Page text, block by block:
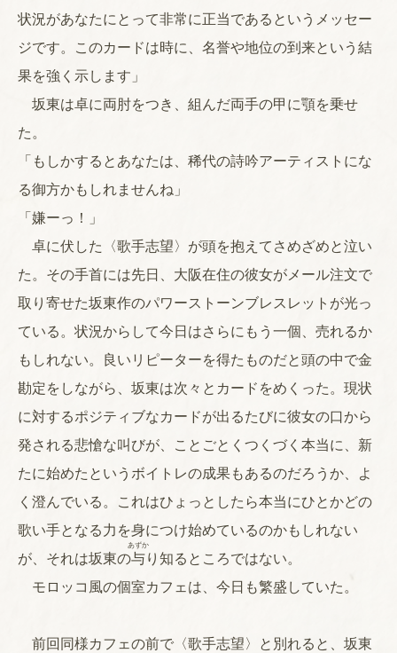
状況があなたにとって非常に正当であるというメッセー
ジです。このカードは時に、名誉や地位の到来という結
果を強く示します」
坂東は卓に両肘をつき、組んだ両手の甲に顎を乗せ
た。
「もしかするとあなたは、稀代の詩吟アーティストにな
る御方かもしれませんね」
「嫌ーっ！」
卓に伏した〈歌手志望〉が頭を抱えてさめざめと泣い
た。その手首には先日、大阪在住の彼女がメール注文で
取り寄せた坂東作のパワーストーンブレスレットが光っ
ている。状況からして今日はさらにもう一個、売れるか
もしれない。良いリピーターを得たものだと頭の中で金
勘定をしながら、坂東は次々とカードをめくった。現状
に対するポジティブなカードが出るたびに彼女の口から
発される悲愴な叫びが、ことごとくつくづく本当に、新
たに始めたというボイトレの成果もあるのだろうか、よ
く澄んでいる。これはひょっとしたら本当にひとかどの
歌い手となる力を身につけ始めているのかもしれない
が、それは坂東の与
あずか
り知るところではない。
モロッコ風の個室カフェは、今日も繁盛していた。
前回同様カフェの前で〈歌手志望〉と別れると、坂東